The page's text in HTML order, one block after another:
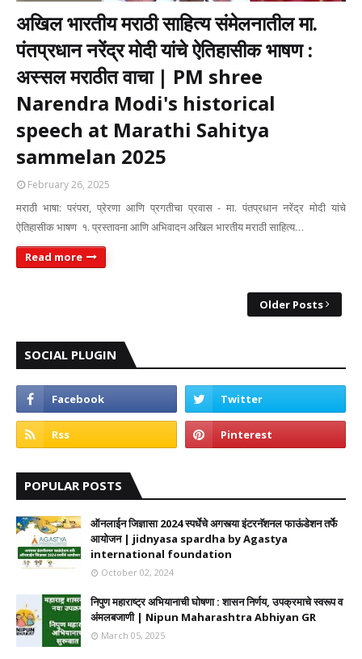
अखिल भारतीय मराठी साहित्य संमेलनातील मा.
पंतप्रधान नरेंद्र मोदी यांचे ऐतिहासीक भाषण :
अस्सल मराठीत वाचा | PM shree
Narendra Modi's historical
speech at Marathi Sahitya
sammelan 2025
February 26, 2025
मराठी भाषा: परंपरा, प्रेरणा आणि प्रगतीचा प्रवास - मा. पंतप्रधान नरेंद्र मोदी यांचे
ऐतिहासीक भाषण १. प्रस्तावना आणि अभिवादन अखिल भारतीय मराठी साहित्य…
Read more
Older Posts
SOCIAL PLUGIN
POPULAR POSTS
ऑनलाईन जिज्ञासा 2024 स्पर्धेचे अगस्त्या इंटरनॅशनल फाऊंडेशन तर्फे
आयोजन | jidnyasa spardha by Agastya
international foundation
October 02, 2024
निपुण महाराष्ट्र अभियानाची घोषणा : शासन निर्णय, उपक्रमाचे स्वरूप व
अंमलबजाणी | Nipun Maharashtra Abhiyan GR
March 05, 2025